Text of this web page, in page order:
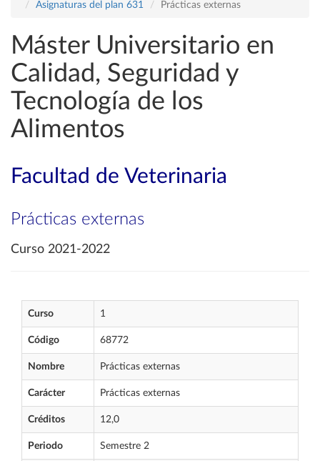
Asignaturas del plan 631
Prácticas externas
Máster Universitario en
Calidad, Seguridad y
Tecnología de los
Alimentos
Facultad de Veterinaria
Prácticas externas
Curso 2021-2022
Curso 1
Código 68772
Nombre Prácticas externas
Carácter Prácticas externas
Créditos 12,0
Periodo Semestre 2